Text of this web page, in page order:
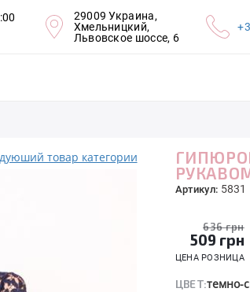
29009 Украина,
Хмельницкий,
Львовское шоссе, 6
товар категории
Артикул: 5831
636 грн
509 грн
ЦЕНА РОЗНИЦА
ЦВЕТ:темно-